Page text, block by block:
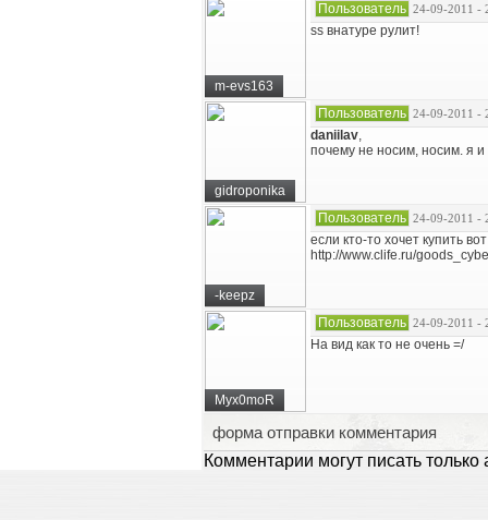
m-evs163
Пользователь 24-09-2011 -
ss внатуре рулит!
gidroponika
Пользователь 24-09-2011 -
daniilav,
почему не носим, носим. я и
-keepz
Пользователь 24-09-2011 -
если кто-то хочет купить
http://www.clife.ru/
Myx0moR
Пользователь 24-09-2011 -
На вид как то не очень =/
форма отправки комментария
Комментарии могут писать